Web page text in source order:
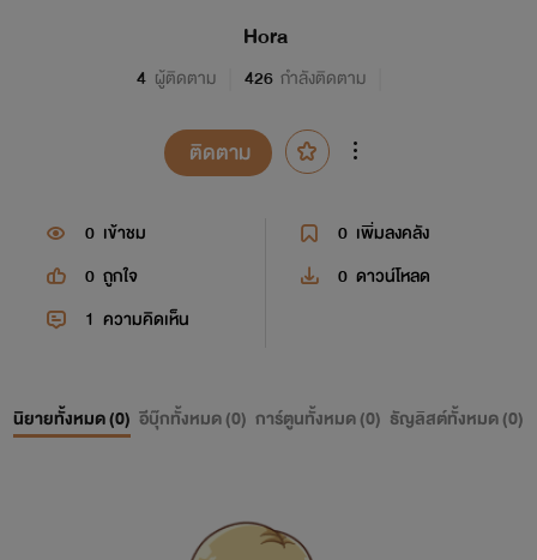
Hora​​
4 ผู้ติดตาม 426 กำลังติดตาม
ติดตาม
0 เข้าชม 0 เพิ่มลงคลัง
0 ถูกใจ 0 ดาวน์โหลด
1 ความคิดเห็น
นิยายทั้งหมด (0) อีบุ๊กทั้งหมด (0) การ์ตูนทั้งหมด (0) ธัญลิสต์ทั้งหมด (0)